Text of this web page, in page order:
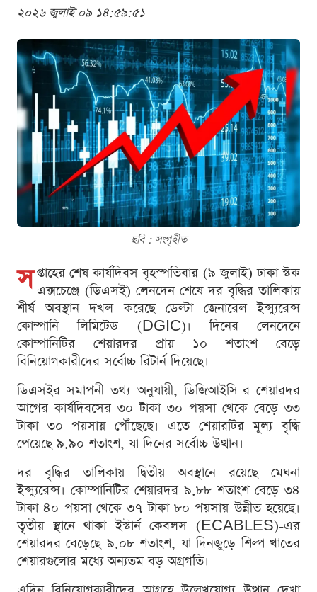
২০২৬ জুলাই ০৯ ১৪:৫৯:৫১
ছবি : সংগৃহীত
স প্তাহের শেষ কার্যদিবস বৃহস্পতিবার (৯ জুলাই) ঢাকা স্টক
এক্সচেঞ্জে (ডিএসই) লেনদেন শেষে দর বৃদ্ধির তালিকায়
শীর্ষ অবস্থান দখল করেছে ডেল্টা জেনারেল ইন্স্যুরেন্স
কোম্পানি লিমিটেড (DGIC)। দিনের লেনদেনে
কোম্পানিটির শেয়ারদর প্রায় ১০ শতাংশ বেড়ে
বিনিয়োগকারীদের সর্বোচ্চ রিটার্ন দিয়েছে।
ডিএসইর সমাপনী তথ্য অনুযায়ী, ডিজিআইসি-র শেয়ারদর
আগের কার্যদিবসের ৩০ টাকা ৩০ পয়সা থেকে বেড়ে ৩৩
টাকা ৩০ পয়সায় পৌঁছেছে। এতে শেয়ারটির মূল্য বৃদ্ধি
পেয়েছে ৯.৯০ শতাংশ, যা দিনের সর্বোচ্চ উত্থান।
দর বৃদ্ধির তালিকায় দ্বিতীয় অবস্থানে রয়েছে মেঘনা
ইন্স্যুরেন্স। কোম্পানিটির শেয়ারদর ৯.৮৮ শতাংশ বেড়ে ৩৪
টাকা ৪০ পয়সা থেকে ৩৭ টাকা ৮০ পয়সায় উন্নীত হয়েছে।
তৃতীয় স্থানে থাকা ইস্টার্ন কেবলস (ECABLES)-এর
শেয়ারদর বেড়েছে ৯.০৮ শতাংশ, যা দিনজুড়ে শিল্প খাতের
শেয়ারগুলোর মধ্যে অন্যতম বড় অগ্রগতি।